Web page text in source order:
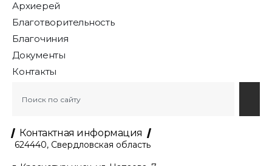
Архиерей
Благотворительность
Благочиния
Документы
Контакты
Контактная информация
624440, Свердловская область